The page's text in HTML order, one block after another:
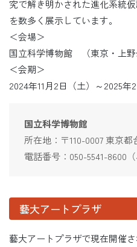
究で解き明かされた進化系統
を数多く展示しています。
＜会場＞
国立科学博物館 （東京・上野
＜会期＞
2024年11月2日（土）～2025年
国立科学博物館
所在地：〒110-0007 東京
電話番号：050-5541-8600
藝大アートプラザ
藝大アートプラザで現在開催